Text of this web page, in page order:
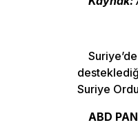
Suriye
ABD